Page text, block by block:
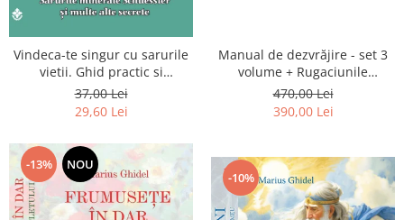
Vindeca-te singur cu sarurile
vietii. Ghid practic si
informativ. Sarurile minerale
Schuessler si multe alte
secrete
37,00 Lei
29,60 Lei
Manual de dezvrăjire - set 3
volume + Rugaciunile
Luceafarului de Dimineata -
Gratuit)
470,00 Lei
390,00 Lei
-13% NOU
-10%